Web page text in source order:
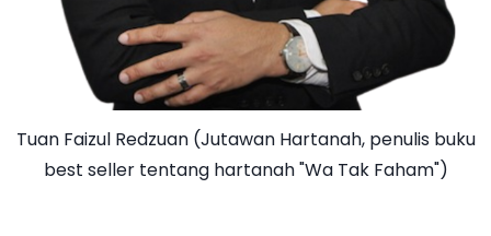
Tuan Faizul Redzuan (Jutawan Hartanah, penulis buku
best seller tentang hartanah "Wa Tak Faham")